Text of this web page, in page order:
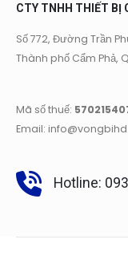
CTY TNHH THIẾT BỊ
Số 772, Đường Trần
Thành phố Cẩm Phả,
Mã số thuế:
Email:
Hotline: